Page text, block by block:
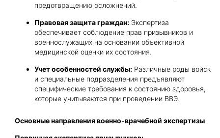
предотвращению осложнений.
Правовая защита граждан: Экспертиза
обеспечивает соблюдение прав призывников и
военнослужащих на основании объективной
медицинской оценки их состояния.
Учет особенностей службы: Различные роды войск
и специальные подразделения предъявляют
специфические требования к состоянию здоровья,
которые учитываются при проведении ВВЭ.
Основные направления военно-врачебной экспертизы